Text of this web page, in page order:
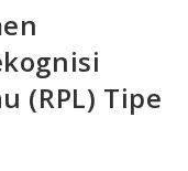
(RPL) Tipe